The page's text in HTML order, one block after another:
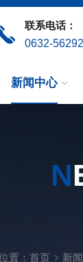
联系电话：
0632-
新闻中心
N
置： 首页 新